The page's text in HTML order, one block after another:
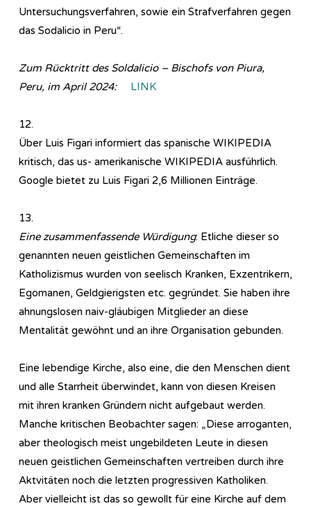
Untersuchungsverfahren, sowie ein Strafverfahren gegen
das Sodalicio in Peru“.
Zum Rücktritt des Soldalicio – Bischofs von Piura,
Peru, im April 2024:
LINK
12.
Über Luis Figari informiert das spanische WIKIPEDIA
kritisch, das us- amerikanische WIKIPEDIA ausführlich.
Google bietet zu Luis Figari 2,6 Millionen Einträge.
13.
Eine zusammenfassende Würdigung: Etliche dieser so
genannten neuen geistlichen Gemeinschaften im
Katholizismus wurden von seelisch Kranken, Exzentrikern,
Egomanen, Geldgierigsten etc. gegründet. Sie haben ihre
ahnungslosen naiv-gläubigen Mitglieder an diese
Mentalität gewöhnt und an ihre Organisation gebunden.
Eine lebendige Kirche, also eine, die den Menschen dient
und alle Starrheit überwindet, kann von diesen Kreisen
mit ihren kranken Gründern nicht aufgebaut werden.
Manche kritischen Beobachter sagen: „Diese arroganten,
aber theologisch meist ungebildeten Leute in diesen
neuen geistlichen Gemeinschaften vertreiben durch ihre
Aktvitäten noch die letzten progressiven Katholiken.
Aber vielleicht ist das so gewollt für eine Kirche auf dem